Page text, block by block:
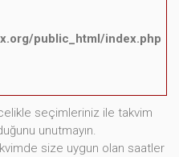
public_html/index.php
seçimleriniz ile takvim
unutmayın.
size uygun olan saatler